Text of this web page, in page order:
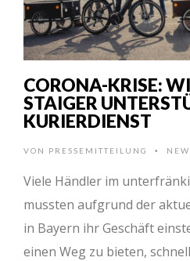
CORONA-KRISE:
STAIGER
KURIERDIENST
VON PRESSEMITTEILUNG •
Viele Händler im
mussten aufgrund der
in Bayern ihr Geschäft
einen Weg zu bieten,